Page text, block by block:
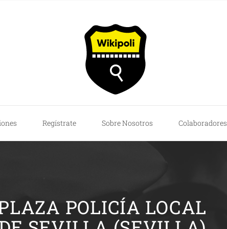
Regístrate Sobre Nosotros Colaboradores
POLICÍA LOCAL